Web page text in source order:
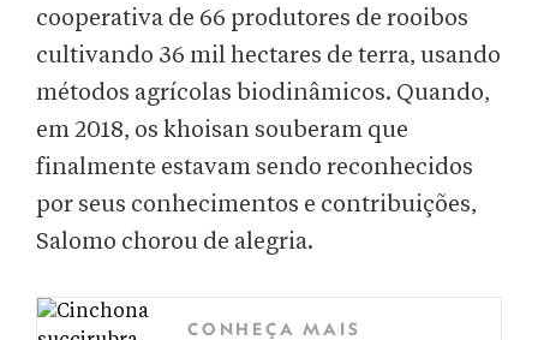
cooperativa de 66 produtores de rooibos
cultivando 36 mil hectares de terra, usando
métodos agrícolas biodinâmicos. Quando,
em 2018, os khoisan souberam que
finalmente estavam sendo reconhecidos
por seus conhecimentos e contribuições,
Salomo chorou de alegria.
CONHEÇA MAIS